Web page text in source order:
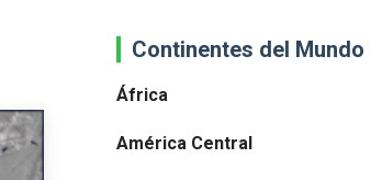
Continentes del Mundo
África
América Central